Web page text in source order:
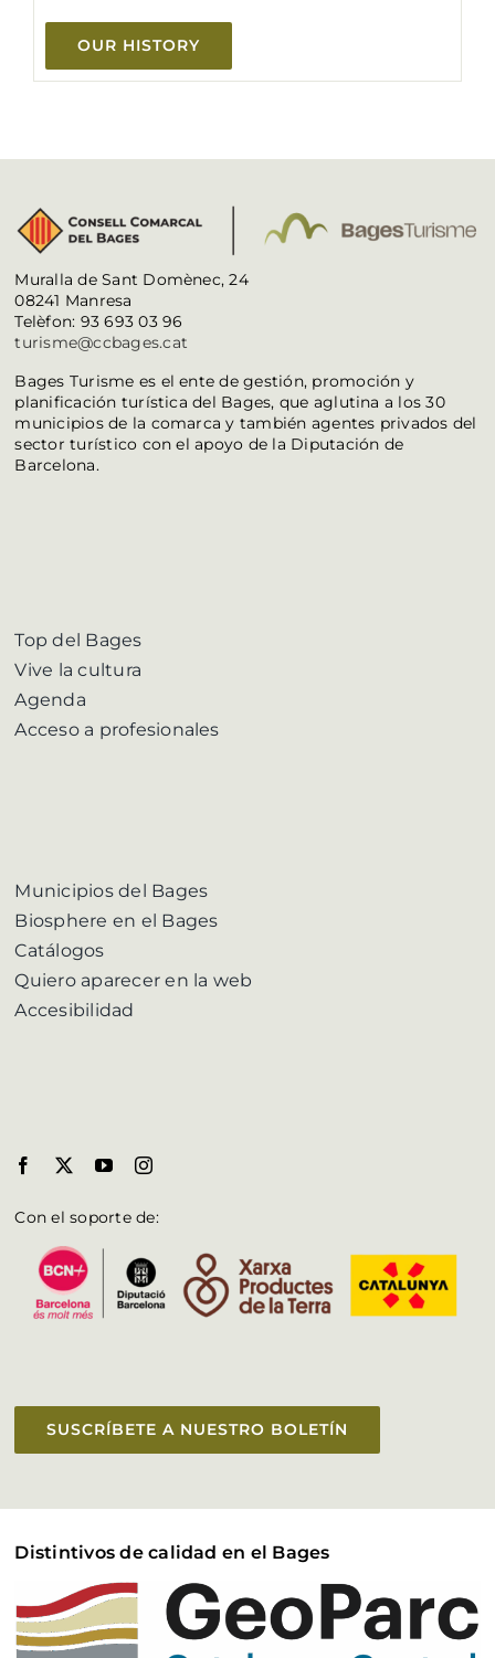
OUR HISTORY
Muralla de Sant Domènec, 24
08241 Manresa
Telèfon: 93 693 03 96
turisme@ccbages.cat
Bages Turisme es el ente de gestión, promoción y
planificación turística del Bages, que aglutina a los 30
municipios de la comarca y también agentes privados del
sector turístico con el apoyo de la Diputación de
Barcelona.
Top del Bages
Vive la cultura
Agenda
Acceso a profesionales
Municipios del Bages
Biosphere en el Bages
Catálogos
Quiero aparecer en la web
Accesibilidad
Con el soporte de:
SUSCRÍBETE A NUESTRO BOLETÍN
Distintivos de calidad en el Bages